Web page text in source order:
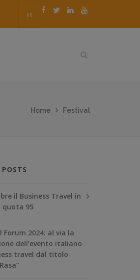
IT
Home Festival
il Business Travel in
quota 95
Forum 2024: al via la
dell’evento italiano
travel dal titolo